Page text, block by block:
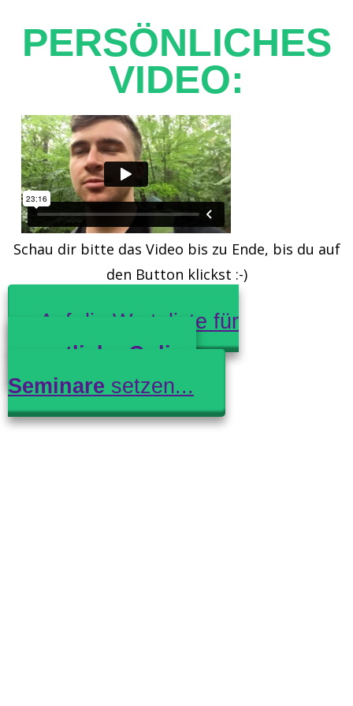
PERSÖNLICHES
VIDEO:
Schau dir bitte das Video bis zu Ende, bis du auf
den Button klickst :-)
Auf die Warteliste für
monatliche Online
Seminare setzen...